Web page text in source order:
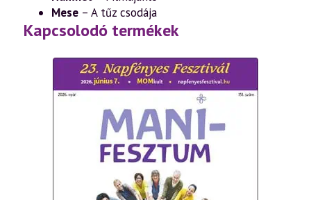
Mese – A tűz csodája
Kapcsolodó termékek